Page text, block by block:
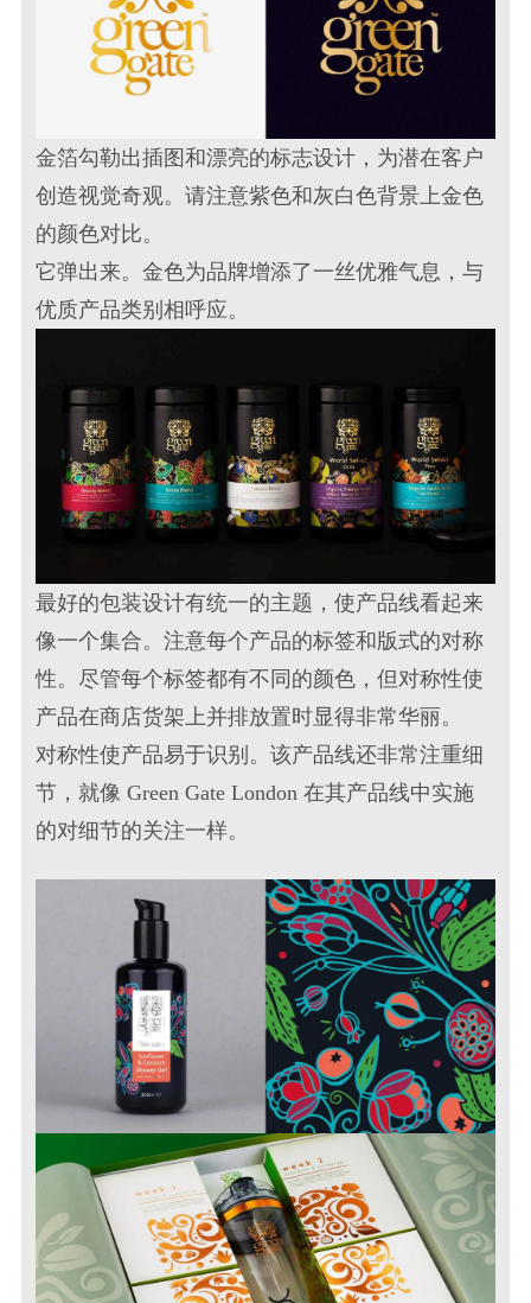
金箔勾勒出插图和漂亮的标志设计，为潜在客户
创造视觉奇观。请注意紫色和灰白色背景上金色
的颜色对比。
它弹出来。金色为品牌增添了一丝优雅气息，与
优质产品类别相呼应。
最好的包装设计有统一的主题，使产品线看起来
像一个集合。注意每个产品的标签和版式的对称
性。尽管每个标签都有不同的颜色，但对称性使
产品在商店货架上并排放置时显得非常华丽。
对称性使产品易于识别。该产品线还非常注重细
节，就像 Green Gate London 在其产品线中实施
的对细节的关注一样。